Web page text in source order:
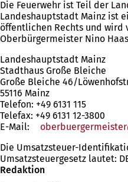
Die Feuerwehr ist Teil der
Landeshauptstadt Mainz ist
öffentlichen Rechts und wird
Oberbürgermeister Nino
Landeshauptstadt Mainz
Stadthaus Große Bleiche
Große Bleiche 46/
55116 Mainz
Telefon: +49 6131 115
Telefax: +49 6131 12-3800
E-Mail:
oberbuergermeister
Die Umsatzsteuer-
Umsatzsteuergesetz lautet:
Redaktion